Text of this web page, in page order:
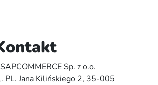
Sp. z o.o.
PL. Jana Kilińskiego 2, 35-005